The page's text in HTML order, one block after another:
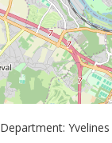
Department: Yvelines